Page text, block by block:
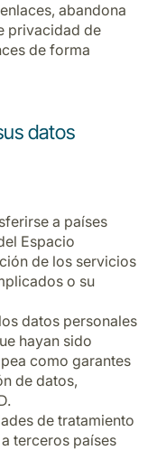
abandona
privacidad de
de forma
datos
a países
Espacio
de los servicios
o su
datos personales
hayan sido
como garantes
de datos,
de tratamiento
terceros países